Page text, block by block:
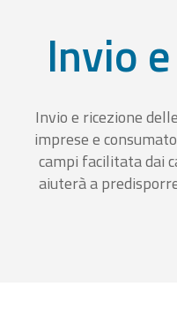
Invio
Invio e ricezione
imprese e
campi facilitata dai
aiuterà a